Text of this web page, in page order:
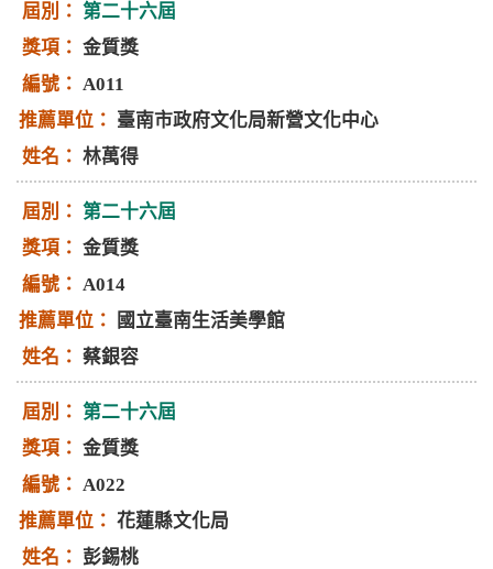
第二十六屆
金質獎
A011
臺南市政府文化局新營文化中心
林萬得
第二十六屆
金質獎
A014
國立臺南生活美學館
蔡銀容
第二十六屆
金質獎
A022
花蓮縣文化局
彭錫桃